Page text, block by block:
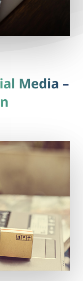
Media –